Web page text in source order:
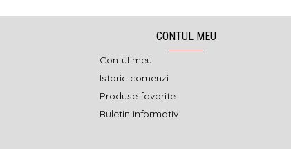
CONTUL MEU
Contul meu
Istoric comenzi
Produse favorite
Buletin informativ